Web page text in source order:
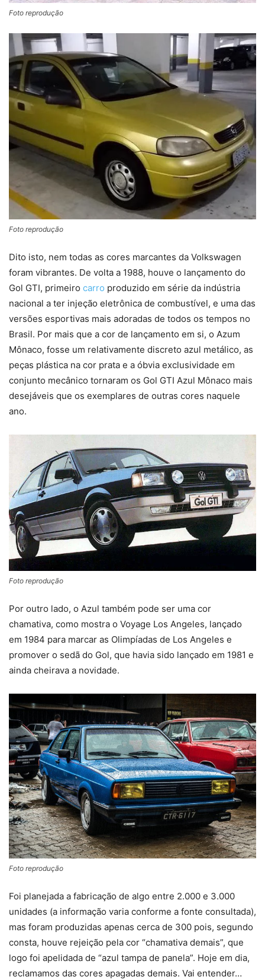
Foto reprodução
Foto reprodução
Dito isto, nem todas as cores marcantes da Volkswagen
foram vibrantes. De volta a 1988, houve o lançamento do
Gol GTI, primeiro carro produzido em série da indústria
nacional a ter injeção eletrônica de combustível, e uma das
versões esportivas mais adoradas de todos os tempos no
Brasil. Por mais que a cor de lançamento em si, o Azum
Mônaco, fosse um relativamente discreto azul metálico, as
peças plástica na cor prata e a óbvia exclusividade em
conjunto mecânico tornaram os Gol GTI Azul Mônaco mais
desejáveis que os exemplares de outras cores naquele
ano.
Foto reprodução
Por outro lado, o Azul também pode ser uma cor
chamativa, como mostra o Voyage Los Angeles, lançado
em 1984 para marcar as Olimpíadas de Los Angeles e
promover o sedã do Gol, que havia sido lançado em 1981 e
ainda cheirava a novidade.
Foto reprodução
Foi planejada a fabricação de algo entre 2.000 e 3.000
unidades (a informação varia conforme a fonte consultada),
mas foram produzidas apenas cerca de 300 pois, segundo
consta, houve rejeição pela cor “chamativa demais”, que
logo foi apelidada de “azul tampa de panela”. Hoje em dia,
reclamamos das cores apagadas demais. Vai entender…